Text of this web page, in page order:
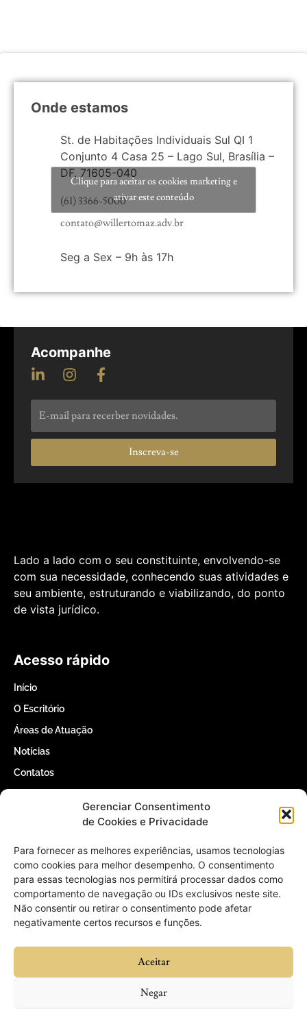
Gerenciar Consentimento
de Cookies e Privacidade
Para fornecer as melhores experiências, usamos tecnologias
como cookies para melhor desempenho. O consentimento
para essas tecnologias nos permitirá processar dados como
comportamento de navegação ou IDs exclusivos neste site.
Não consentir ou retirar o consentimento pode afetar
negativamente certos recursos e funções.
Aceitar
Negar
Onde estamos
St. de Habitações Individuais Sul QI 1
Conjunto 4 Casa 25 – Lago Sul, Brasília –
DF, 71605-040
(61) 3366-5000
contato@willertomaz.adv.br
Seg a Sex – 9h às 17h
Clique para aceitar os cookies marketing e
ativar este conteúdo
Acompanhe
Inscreva-se
Lado a lado com o seu constituinte, envolvendo-se
com sua necessidade, conhecendo suas atividades e
seu ambiente, estruturando e viabilizando, do ponto
de vista jurídico.
Acesso rápido
Início
O Escritório
Áreas de Atuação
Notícias
Contatos
(61) 3366-5000
contato@willertomaz.adv.br
QI 1 Conjunto 4 Casa 25 – Lago Sul,